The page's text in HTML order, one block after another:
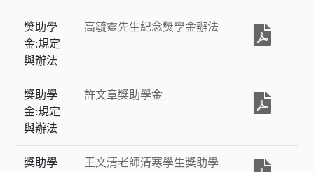
獎助學
金:規定
與辦法
高毓靈先生紀念獎學金辦法
獎助學
金:規定
與辦法
許文章獎助學金
獎助學
王文清老師清寒學生獎助學